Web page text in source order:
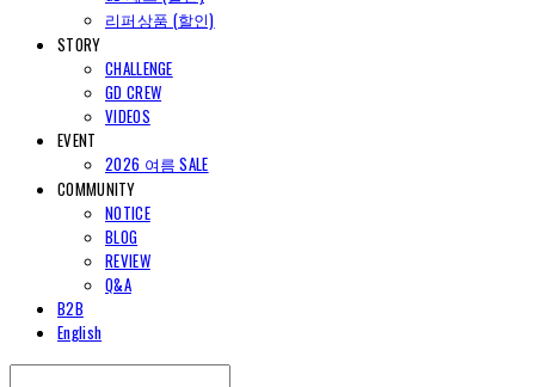
리퍼상품 (할인)
STORY
CHALLENGE
GD CREW
VIDEOS
EVENT
2026 여름 SALE
COMMUNITY
NOTICE
BLOG
REVIEW
Q&A
B2B
English